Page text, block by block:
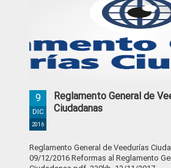
Reglamento General de
Ciudadanas
9
DIC
2016
Reglamento General de Veedurías
09/12/2016 Reformas al Reglamento